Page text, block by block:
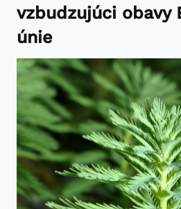
vzbudzujúci obavy
únie